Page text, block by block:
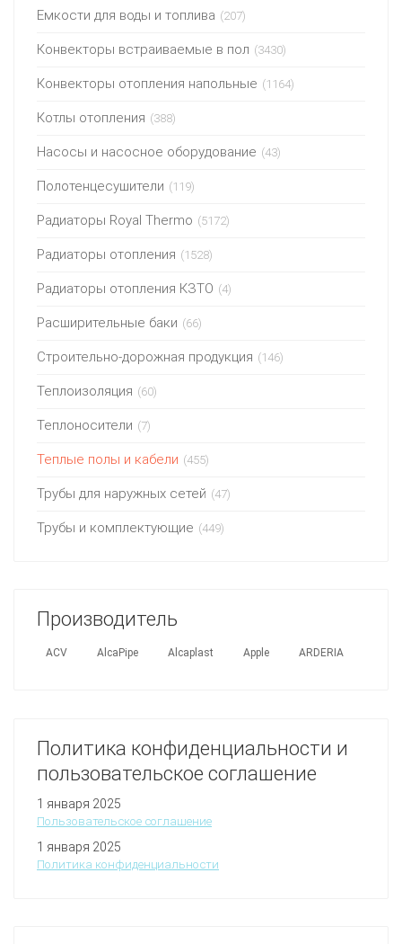
Емкости для воды и топлива (207)
Конвекторы встраиваемые в пол (3430)
Конвекторы отопления напольные (1164)
Котлы отопления (388)
Насосы и насосное оборудование (43)
Полотенцесушители (119)
Радиаторы Royal Thermo (5172)
Радиаторы отопления (1528)
Радиаторы отопления КЗТО (4)
Расширительные баки (66)
Строительно-дорожная продукция (146)
Теплоизоляция (60)
Теплоносители (7)
Теплые полы и кабели (455)
Трубы для наружных сетей (47)
Трубы и комплектующие (449)
Производитель
ACV AlcaPipe Alcaplast Apple ARDERIA
Политика конфиденциальности и
пользовательское соглашение
1 января 2025
Пользовательское соглашение
1 января 2025
Политика конфиденциальности